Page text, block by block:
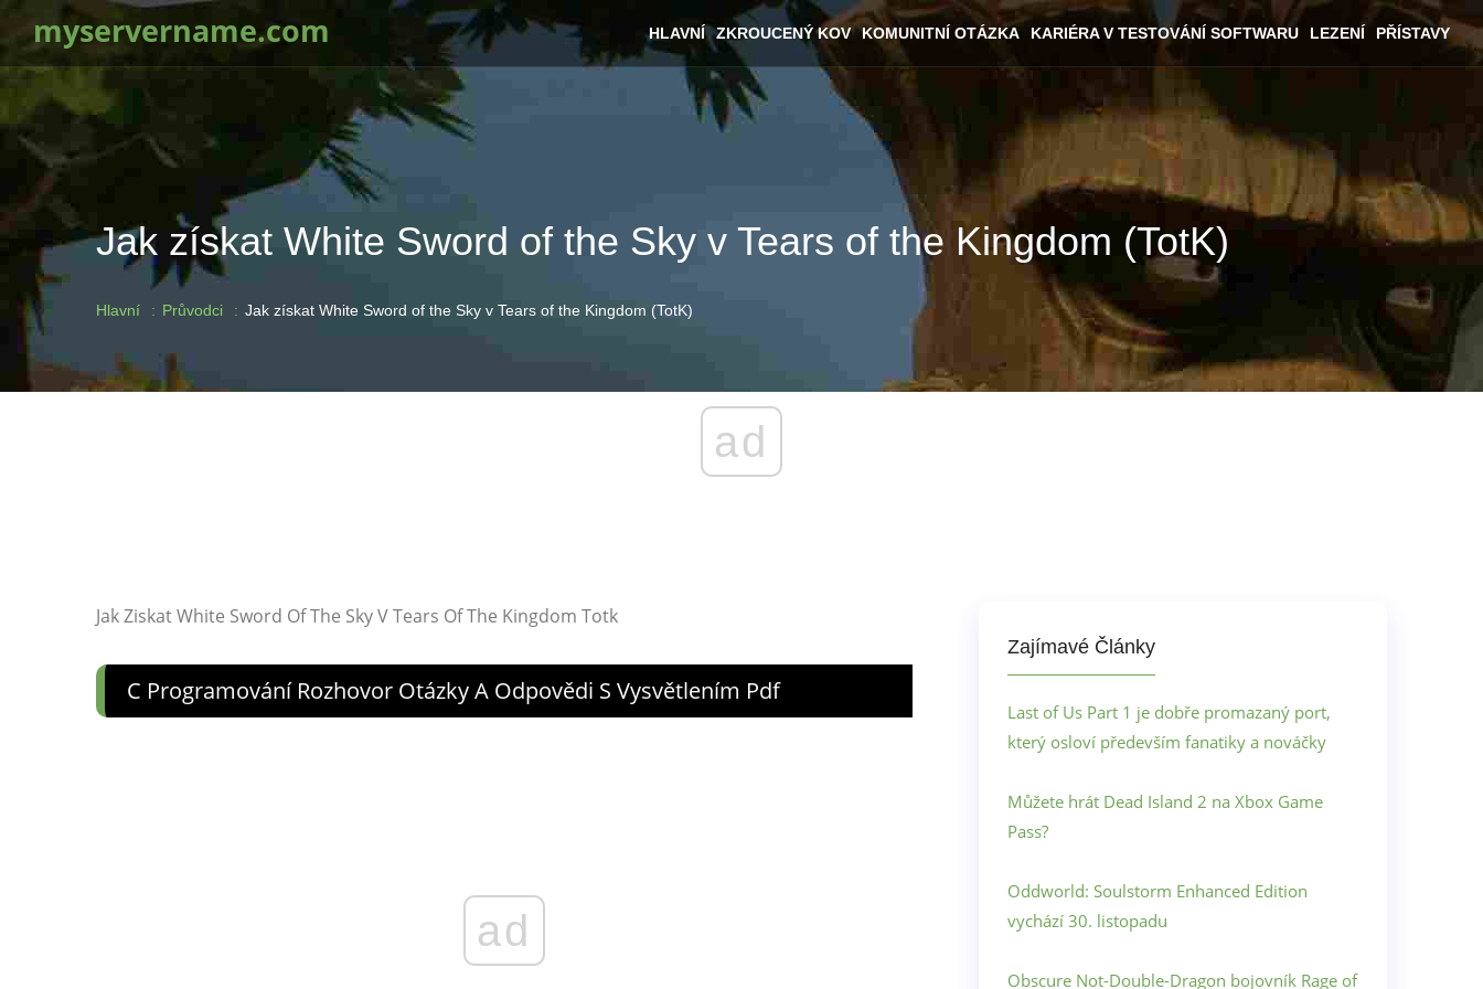
myservername.com HLAVNÍ ZKROUCENÝ KOV KOMUNITNÍ OTÁZKA KARIÉRA V TESTOVÁNÍ SOFTWARU LEZENÍ PŘÍSTAVY
Jak získat White Sword of the Sky v Tears of the Kingdom (TotK)
Hlavní Průvodci Jak získat White Sword of the Sky v Tears of the Kingdom (TotK)
ad
Jak Ziskat White Sword Of The Sky V Tears Of The Kingdom Totk
C Programování Rozhovor Otázky A Odpovědi S Vysvětlením Pdf
ad
Zajímavé Články
Last of Us Part 1 je dobře promazaný port,
který osloví především fanatiky a nováčky
Můžete hrát Dead Island 2 na Xbox Game
Pass?
Oddworld: Soulstorm Enhanced Edition
vychází 30. listopadu
Obscure Not-Double-Dragon bojovník Rage of